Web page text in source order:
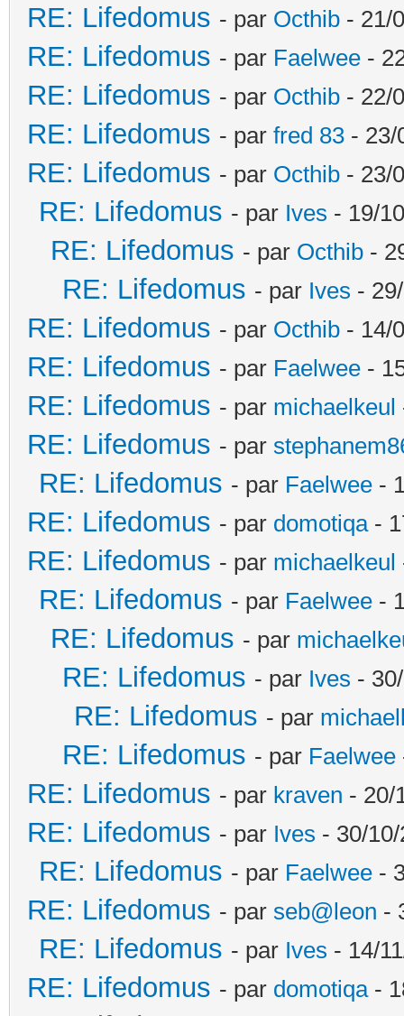
RE: Lifedomus - par Octhib - 21/
RE: Lifedomus - par Faelwee -
RE: Lifedomus - par Octhib - 22/
RE: Lifedomus - par fred 83 - 23/
RE: Lifedomus - par Octhib - 23/
RE: Lifedomus - par Ives - 19/
RE: Lifedomus - par Octhib -
RE: Lifedomus - par Ives -
RE: Lifedomus - par Octhib - 14/
RE: Lifedomus - par Faelwee -
RE: Lifedomus - par michaelkeul
RE: Lifedomus - par
RE: Lifedomus - par Faelwee -
RE: Lifedomus - par domotiqa-
RE: Lifedomus - par michaelkeul
RE: Lifedomus - par Faelwee -
RE: Lifedomus - par
RE: Lifedomus - par Ives -
RE: Lifedomus - par
RE: Lifedomus - par Faelwee
RE: Lifedomus - par kraven - 20/
RE: Lifedomus - par Ives - 30/
RE: Lifedomus - par Faelwee -
RE: Lifedomus - par seb@leon -
RE: Lifedomus - par Ives - 14/
RE: Lifedomus - par domotiqa-